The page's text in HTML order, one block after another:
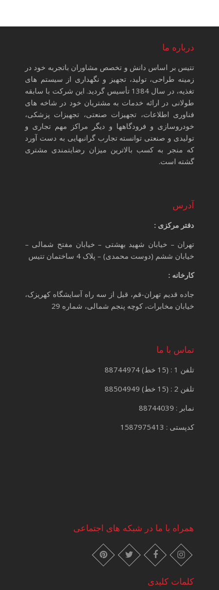
درباره ما
تتیس بر اساس دانش و تخصص مشاوران باتجربه خود در
زمینه طراحی، تولید، تجهیز و نگهداری از سیستم های
تغذیه، در سال 1384 تأسیس گردید. این شرکت با سابقه
طولانی در ارائه خدمات به مشتریان خود در شاخه های
فناوری اطلاعات، تجهیزات صنعتی، تجهیزات پزشکی،
خودروسازی و فرودگاهها و دیگر مراکز مهم تجاری و
تولیدی و صنعتی توانسته تجارب گرانبهایی به دست آورد
که منجر به کسب بالاترین میزان رضایتمندی مشتری
گشته است.
آدرس
دفتر مرکزی :
تهران – خیابان شهید بهشتی – خیابان مفتح شمالی –
خیابان ششم (دوست محمدی) – پلاک 4 ساختمان تتیس
کارخانه :
جاده قدیم تهران-قم، قبل از سه راه آسایشگاه کهریزک،
خیابان مخابرات، کوچه پنجم شمالی، شماره 29
تماس با ما
تلفن 1 : (15 خط) 88744974
تلفن 2 : (15 خط) 88504949
نمابر : 88744039
کدپستی : 1587975413
همراه با ما در شبکه های اجتماعی
instagram
facebook
twitter
pinterest
کلمات کلیدی